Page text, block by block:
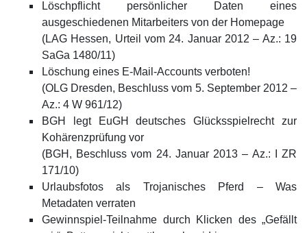
Löschpflicht persönlicher Daten eines
ausgeschiedenen Mitarbeiters von der Homepage
(LAG Hessen, Urteil vom 24. Januar 2012 – Az.: 19
SaGa 1480/11)
Löschung eines E-Mail-Accounts verboten!
(OLG Dresden, Beschluss vom 5. September 2012 –
Az.: 4 W 961/12)
BGH legt EuGH deutsches Glücksspielrecht zur
Kohärenzprüfung vor
(BGH, Beschluss vom 24. Januar 2013 – Az.: I ZR
171/10)
Urlaubsfotos als Trojanisches Pferd – Was
Metadaten verraten
Gewinnspiel-Teilnahme durch Klicken des „Gefällt